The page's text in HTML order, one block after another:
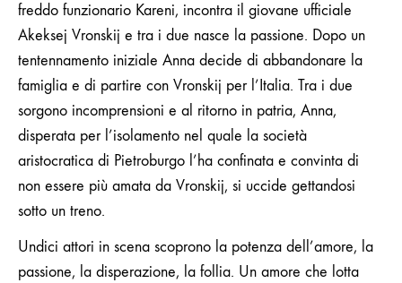
freddo funzionario Kareni, incontra il giovane ufficiale
Akeksej Vronskij e tra i due nasce la passione. Dopo un
tentennamento iniziale Anna decide di abbandonare la
famiglia e di partire con Vronskij per l’Italia. Tra i due
sorgono incomprensioni e al ritorno in patria, Anna,
disperata per l’isolamento nel quale la società
aristocratica di Pietroburgo l’ha confinata e convinta di
non essere più amata da Vronskij, si uccide gettandosi
sotto un treno.
Undici attori in scena scoprono la potenza dell’amore, la
passione, la disperazione, la follia. Un amore che lotta